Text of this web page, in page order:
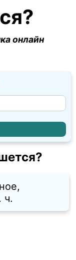
онлайн
ч.